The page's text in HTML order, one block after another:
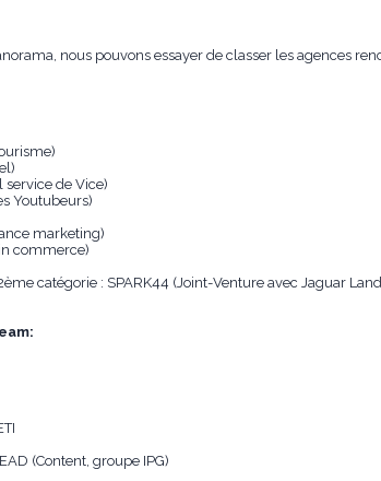
nous pouvons essayer de classer les agences
service de Vice)
Youtubeurs)
marketing)
commerce)
catégorie : SPARK44 (Joint-Venture avec Jaguar
(Content, groupe IPG)